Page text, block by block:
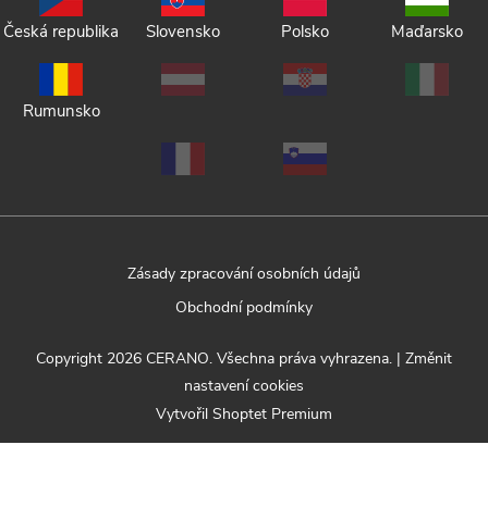
Česká republika Slovensko Polsko Maďarsko
Rumunsko
Zásady zpracování osobních údajů
Obchodní podmínky
Vytvořil Shoptet Premium
Copyright 2026 CERANO. Všechna práva vyhrazena. | Změnit
nastavení cookies